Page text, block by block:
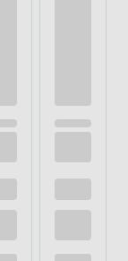
Za jego